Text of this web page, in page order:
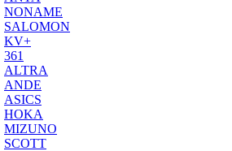
NONAME
SALOMON
KV+
361
ALTRA
ANDE
ASICS
HOKA
MIZUNO
SCOTT